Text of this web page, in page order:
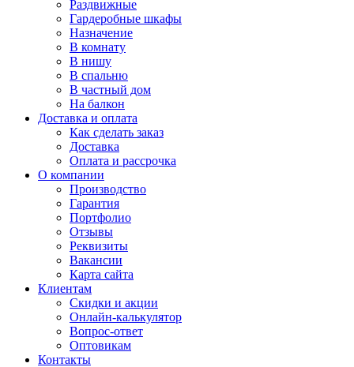
Раздвижные
Гардеробные шкафы
Назначение
В комнату
В нишу
В спальню
В частный дом
На балкон
Доставка и оплата
Как сделать заказ
Доставка
Оплата и рассрочка
О компании
Производство
Гарантия
Портфолио
Отзывы
Реквизиты
Вакансии
Карта сайта
Клиентам
Скидки и акции
Онлайн-калькулятор
Вопрос-ответ
Оптовикам
Контакты